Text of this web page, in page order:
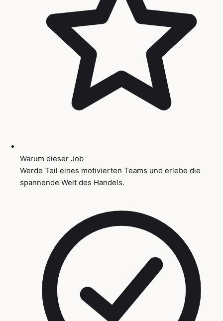
Warum dieser Job
Werde Teil eines motivierten Teams und erlebe die
spannende Welt des Handels.